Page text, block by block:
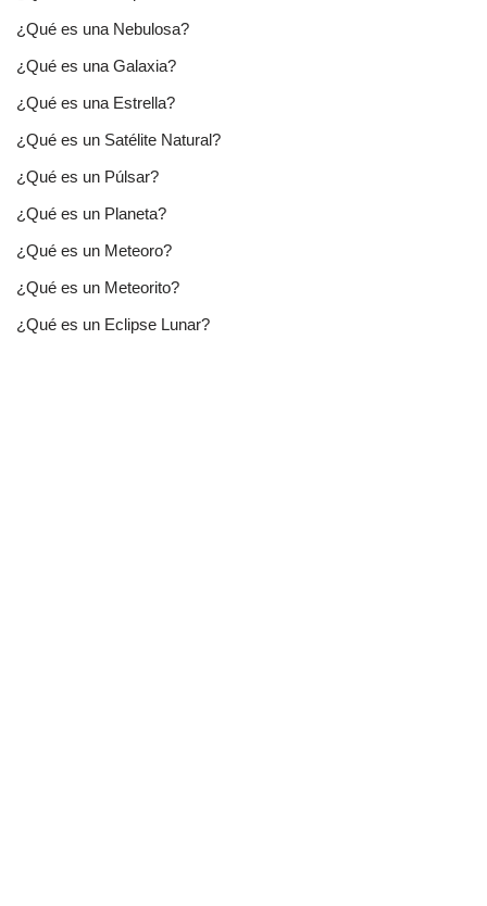
¿Qué es una Nebulosa?
¿Qué es una Galaxia?
¿Qué es una Estrella?
¿Qué es un Satélite Natural?
¿Qué es un Púlsar?
¿Qué es un Planeta?
¿Qué es un Meteoro?
¿Qué es un Meteorito?
¿Qué es un Eclipse Lunar?